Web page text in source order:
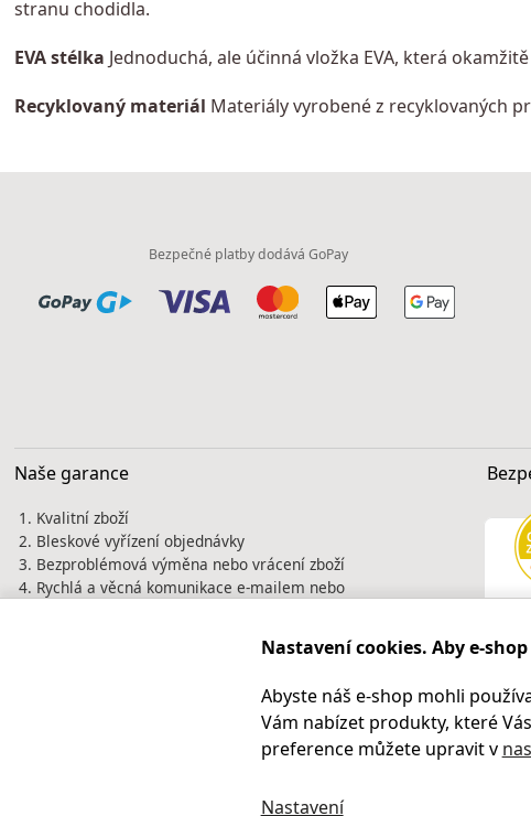
stranu chodidla.
EVA stélka Jednoduchá, ale účinná vložka EVA, která
Recyklovaný materiál Materiály vyrobené z recyklovaných
Bezpečné platby dodává GoPay
Naše garance
Kvalitní zboží
Bleskové vyřízení objednávky
Bezproblémová výměna nebo vrácení zboží
Rychlá a věcná komunikace e-mailem nebo
nejlepší vizitkou. Prověřte si nás předNastavení cookies. Aby e-
Abyste náš e-shop mohli
Vám nabízet produkty, které
preference můžete upravit v
Nastavení